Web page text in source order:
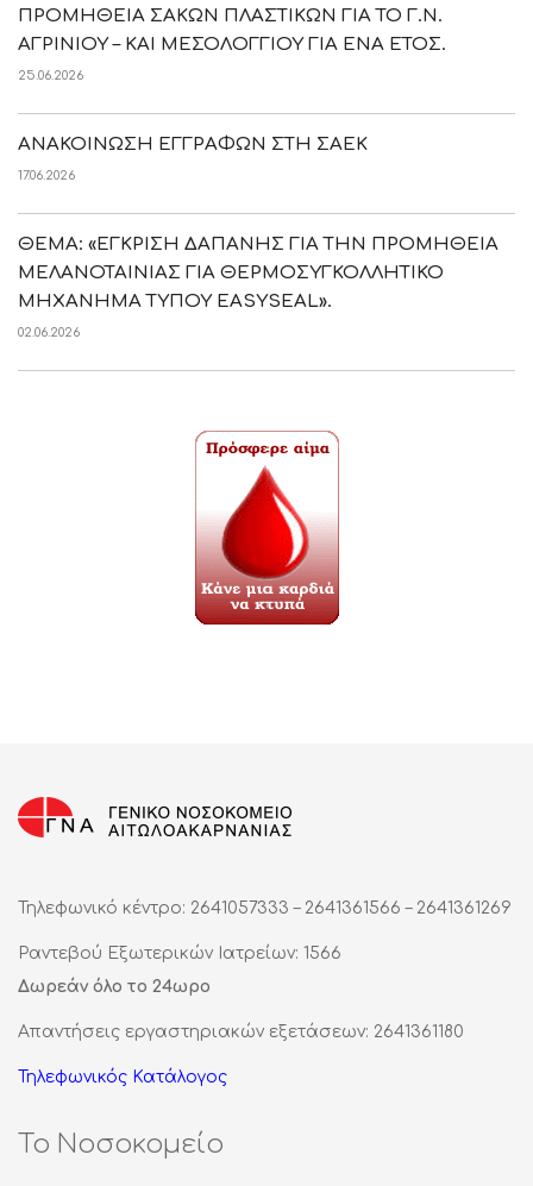
ΠΡΟΜΗΘΕΙΑ ΣΑΚΩΝ ΠΛΑΣΤΙΚΩΝ ΓΙΑ ΤΟ Γ.Ν.
ΑΓΡΙΝΙΟΥ – ΚΑΙ ΜΕΣΟΛΟΓΓΙΟΥ ΓΙΑ ΕΝΑ ΕΤΟΣ.
25.06.2026
ΑΝΑΚΟΙΝΩΣΗ ΕΓΓΡΑΦΩΝ ΣΤΗ ΣΑΕΚ
17.06.2026
ΘΕΜΑ: «ΕΓΚΡΙΣΗ ΔΑΠΑΝΗΣ ΓΙΑ ΤΗΝ ΠΡΟΜΗΘΕΙΑ
ΜΕΛΑΝΟΤΑΙΝΙΑΣ ΓΙΑ ΘΕΡΜΟΣΥΓΚΟΛΛΗΤΙΚΟ
ΜΗΧΑΝΗΜΑ ΤΥΠΟΥ EASYSEAL».
02.06.2026
Τηλεφωνικό κέντρο: 2641057333 – 2641361566 – 2641361269
Ραντεβού Εξωτερικών Ιατρείων: 1566
Δωρεάν όλο το 24ωρο
Απαντήσεις εργαστηριακών εξετάσεων: 2641361180
Τηλεφωνικός Κατάλογος
Το Νοσοκομείο